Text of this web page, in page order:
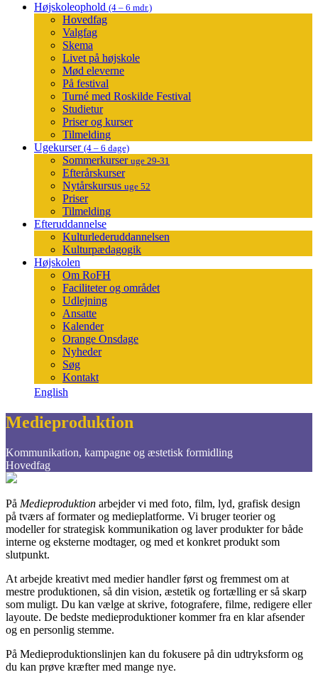
Højskoleophold (4 – 6 mdr.)
Hovedfag
Valgfag
Skema
Livet på højskole
Mød eleverne
På festival
Turné med Roskilde Festival
Studietur
Priser og kurser
Tilmelding
Ugekurser (4 – 6 dage)
Sommerkurser uge 29-31
Efterårskurser
Nytårskursus uge 52
Priser
Tilmelding
Efteruddannelse
Kulturlederuddannelsen
Kulturpædagogik
Højskolen
Om RoFH
Faciliteter og området
Udlejning
Ansatte
Kalender
Orange Onsdage
Nyheder
Søg
Kontakt
English
Medieproduktion
Kommunikation, kampagne og æstetisk formidling
Hovedfag
På Medieproduktion arbejder vi med foto, film, lyd, grafisk design
på tværs af formater og medieplatforme. Vi bruger teorier og
modeller for strategisk kommunikation og laver produkter for både
interne og eksterne modtager, og med et konkret produkt som
slutpunkt.
At arbejde kreativt med medier handler først og fremmest om at
mestre produktionen, så din vision, æstetik og fortælling er så skarp
som muligt. Du kan vælge at skrive, fotografere, filme, redigere eller
layoute. De bedste medieproduktioner kommer fra en klar afsender
og en personlig stemme.
På Medieproduktionslinjen kan du fokusere på din udtryksform og
du kan prøve kræfter med mange nye.